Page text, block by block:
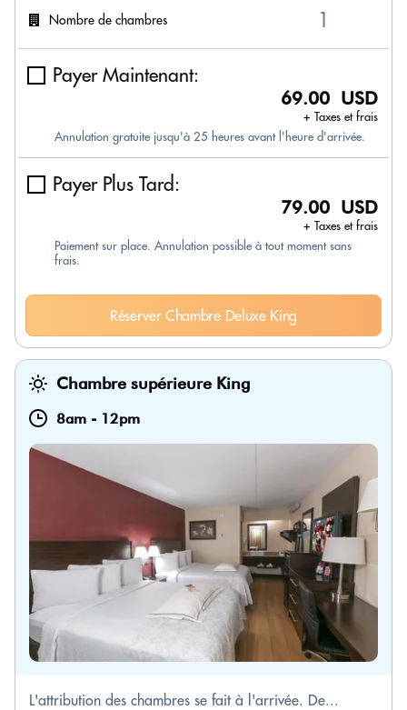
Nombre de chambres
Payer Maintenant:
69.00 USD
+ Taxes et frais
Annulation gratuite jusqu'à 25 heures avant l'heure d'arrivée.
Payer Plus Tard:
79.00 USD
+ Taxes et frais
Paiement sur place. Annulation possible à tout moment sans
frais.
Réserver Chambre Deluxe King
Chambre supérieure King
8am - 12pm
L'attribution des chambres se fait à l'arrivée. De...